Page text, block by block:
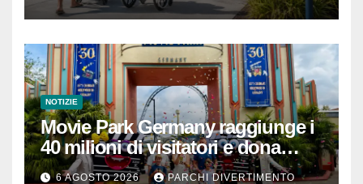
NOTIZIE
Movie Park Germany raggiunge i
40 milioni di visitatori e dona
40.000 euro
6 AGOSTO 2026 PARCHI DIVERTIMENTO